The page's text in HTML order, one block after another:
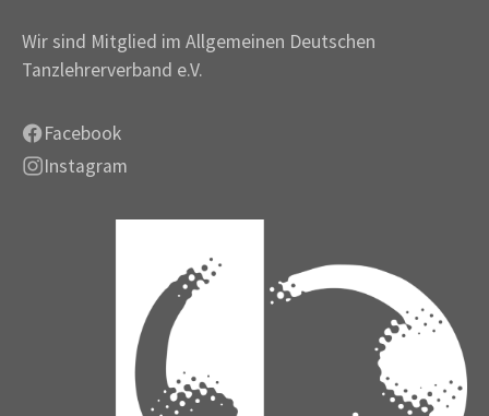
Wir sind Mitglied im Allgemeinen Deutschen
Tanzlehrerverband e.V.
Facebook
Instagram